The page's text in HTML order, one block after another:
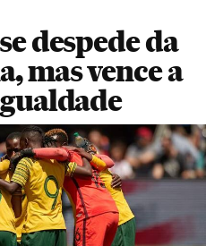
despede da
mas vence a